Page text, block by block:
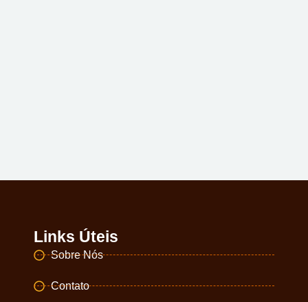
Links Úteis
Sobre Nós
Contato